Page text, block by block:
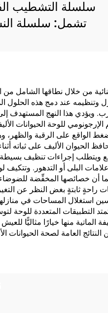
سلسلة التشطيب
تشمل: سلسلة
الحبر الشرقي
والخشب الرقائقي
الحبيبي
من خلال نطاقها الشامل
وتنظيمه عند دمج هذه الحلول
ويؤدي هذا النهج المستهدف
للوحة الحيوانات
الواقع على الرقبة
الحيوان الأليف على ثباته
ويتطلب إجراءات تنظيف بسيطة
البلى أو التدهور.
أن خصائصها المخفِّضة للضوضاء
ثابتةٍ بغض النظر عن
استغلال المساحات في
تمتد التطبيقات المتعددة
الماتية منها خيارًا
العامة لصحة الحيوانات